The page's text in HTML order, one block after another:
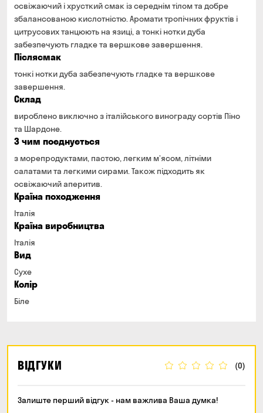
освіжаючий і хрусткий смак із середнім тілом та добре
збалансованою кислотністю. Аромати тропічних фруктів і
цитрусових танцюють на язиці, а тонкі нотки дуба
забезпечують гладке та вершкове завершення.
Післясмак
тонкі нотки дуба забезпечують гладке та вершкове
завершення.
Склад
вироблено виключно з італійського винограду сортів Піно
та Шардоне.
З чим поєднується
з морепродуктами, пастою, легким м’ясом, літніми
салатами та легкими сирами. Також підходить як
освіжаючий аперитив.
Країна походження
Італія
Країна виробництва
Італія
Вид
Сухе
Колір
Біле
ВІДГУКИ (0)
Залиште перший відгук - нам важлива Ваша думка!